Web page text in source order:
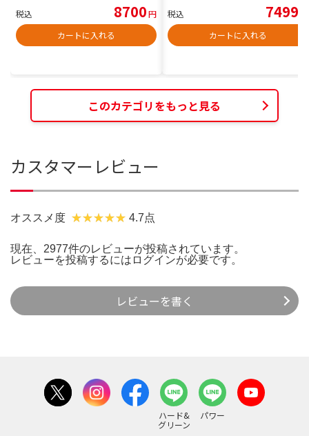
税込 8700円
カートに入れる
税込 7499
カートに入れる
このカテゴリをもっと見る
カスタマーレビュー
オススメ度 4.7点
現在、2977件のレビューが投稿されています。
レビューを投稿するには ログインが必要です。
レビューを書く
ハード&
グリーン
パワー